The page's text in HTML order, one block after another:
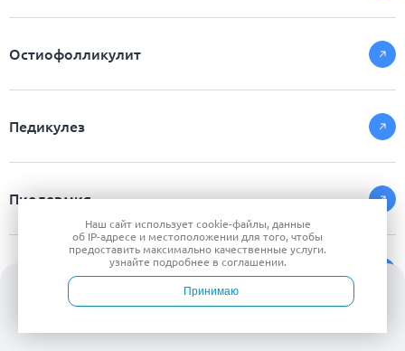
Остиофолликулит
Педикулез
Пиодермия
Наш сайт используетcookie-файлы, данные
об IP-адресе и местоположении для того, чтобы
предоставить максимально качественные услуги.
узнайте подробнее в соглашении.
Принимаю